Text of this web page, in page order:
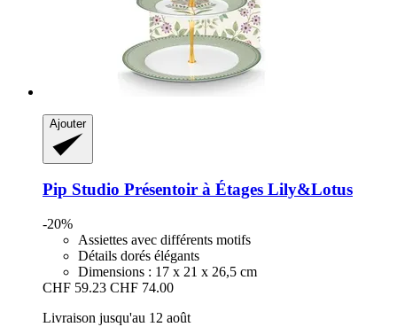
Ajouter
Pip Studio Présentoir à Étages Lily&Lotus
-20%
Assiettes avec différents motifs
Détails dorés élégants
Dimensions : 17 x 21 x 26,5 cm
CHF 59.23 CHF 74.00
Livraison jusqu'au 12 août